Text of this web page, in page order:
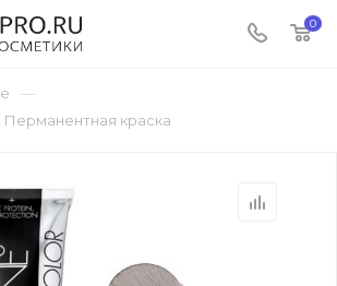
0
—
Перманентная краска